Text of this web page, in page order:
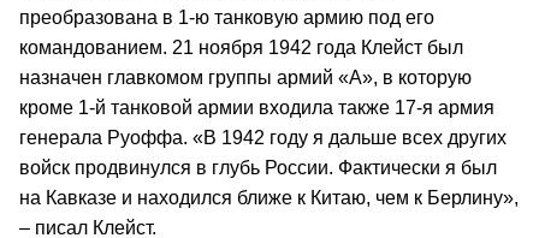
преобразована в 1-ю танковую армию под его
командованием. 21 ноября 1942 года Клейст был
назначен главкомом группы армий «А», в которую
кроме 1-й танковой армии входила также 17-я армия
генерала Руоффа. «В 1942 году я дальше всех других
войск продвинулся в глубь России. Фактически я был
на Кавказе и находился ближе к Китаю, чем к Берлину»,
– писал Клейст.